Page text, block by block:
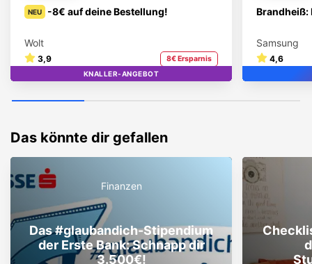
NEU -8€ auf deine Bestellung!
Wolt
3,9 8€ Ersparnis
TOP
KNALLER-ANGEBOT
Brandheiß:
Samsung
4,6
Das könnte dir gefallen
Finanzen
Das #glaubandich-Stipendium
der Erste Bank: Schnapp dir
3.500€!